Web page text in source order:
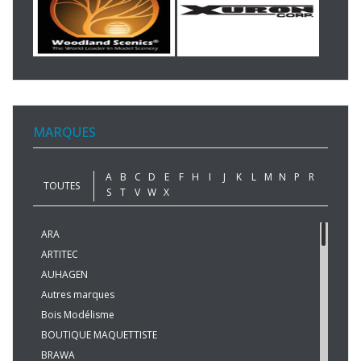
MARQUES
TOUTES
A B C D E F H I J K L M N P
R
S
T V W X
ARA
ARTITEC
AUHAGEN
Autres marques
Bois Modélisme
BOUTIQUE MAQUETTISTE
BRAWA